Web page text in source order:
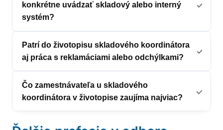
konkrétne uvádzať skladový alebo interný
systém?
Patrí do životopisu skladového koordinátora
aj práca s reklamáciami alebo odchýlkami?
Čo zamestnávateľa u skladového
koordinátora v životopise zaujíma najviac?